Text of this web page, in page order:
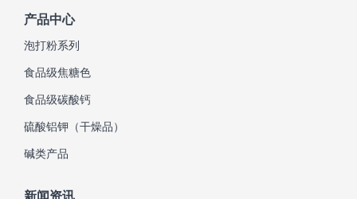
产品中心
泡打粉系列
食品级焦糖色
食品级碳酸钙
硫酸铝钾（干燥品）
碱类产品